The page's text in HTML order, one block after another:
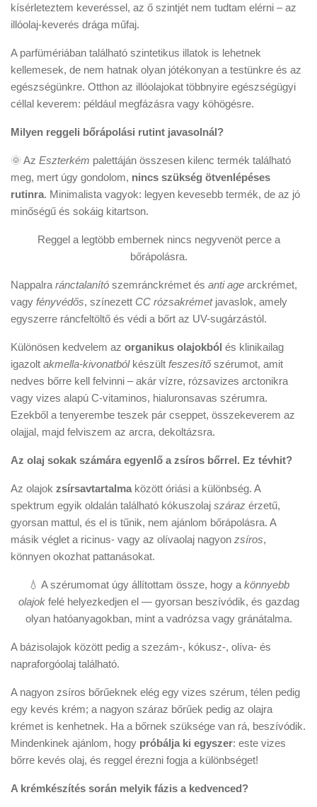
kísérleteztem keveréssel, az ő szintjét nem tudtam elérni – az
illóolaj-keverés drága műfaj.
A parfümériában található szintetikus illatok is lehetnek
kellemesek, de nem hatnak olyan jótékonyan a testünkre és az
egészségünkre. Otthon az illóolajokat többnyire egészségügyi
céllal keverem: például megfázásra vagy köhögésre.
Milyen reggeli bőrápolási rutint javasolnál?
🌞 Az Eszterkém palettáján összesen kilenc termék található
meg, mert úgy gondolom, nincs szükség ötvenlépéses
rutinra. Minimalista vagyok: legyen kevesebb termék, de az jó
minőségű és sokáig kitartson.
Reggel a legtöbb embernek nincs negyvenöt perce a
bőrápolásra.
Nappalra ránctalanító szemránckrémet és anti age arckrémet,
vagy fényvédős, színezett CC rózsakrémetjavaslok, amely
egyszerre ráncfeltöltő és védi a bőrt az UV-sugárzástól.
Különösen kedvelem az organikus olajokból és klinikailag
igazolt akmella-kivonatbólkészült feszesítőszérumot, amit
nedves bőrre kell felvinni – akár vízre, rózsavizes arctonikra
vagy vizes alapú C-vitaminos, hialuronsavas szérumra.
Ezekből a tenyerembe teszek pár cseppet, összekeverem az
olajjal, majd felviszem az arcra, dekoltázsra.
Az olaj sokak számára egyenlő a zsíros bőrrel. Ez tévhit?
Az olajok zsírsavtartalma között óriási a különbség. A
spektrum egyik oldalán található kókuszolaj száraz érzetű,
gyorsan mattul, és el is tűnik, nem ajánlom bőrápolásra. A
másik véglet a ricinus- vagy az olívaolaj nagyon zsíros,
könnyen okozhat pattanásokat.
💧 A szérumomat úgy állítottam össze, hogy a könnyebb
olajok felé helyezkedjen el — gyorsan beszívódik, és gazdag
olyan hatóanyagokban, mint a vadrózsa vagy gránátalma.
A bázisolajok között pedig a szezám-, kókusz-, olíva- és
napraforgóolaj található.
A nagyon zsíros bőrűeknek elég egy vizes szérum, télen pedig
egy kevés krém; a nagyon száraz bőrűek pedig az olajra
krémet is kenhetnek. Ha a bőrnek szüksége van rá, beszívódik.
Mindenkinek ajánlom, hogy próbálja ki egyszer: este vizes
bőrre kevés olaj, és reggel érezni fogja a különbséget!
A krémkészítés során melyik fázis a kedvenced?